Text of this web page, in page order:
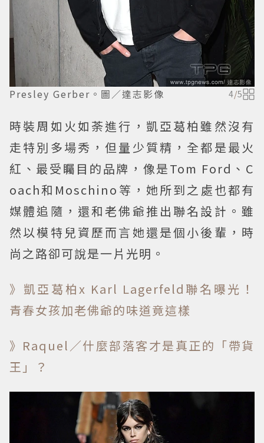
Presley Gerber。圖／達志影像 4/5
時裝周如火如荼進行，凱亞葛柏雖然沒有
走特別多場秀，但量少質精，全都是最火
紅、最受矚目的品牌，像是Tom Ford、C
oach和Moschino等，她所到之處也都有
媒體追隨，還和老佛爺推出聯名設計。雖
然以模特兒資歷而言她還是個小後輩，時
尚之路卻可說是一片光明。
》凱亞葛柏x Karl Lagerfeld聯名曝光！
青春女孩加老佛爺的味道竟這樣
》Raquel／什麼部落客才是真正的「帶貨
王」？